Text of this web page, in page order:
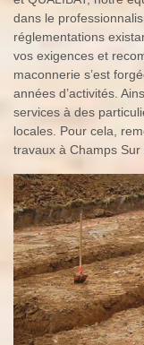
dans le
réglementations
vos exigences et
maconnerie s’est
années d’activités.
services à des
locales. Pour cela,
travaux à Champs Sur